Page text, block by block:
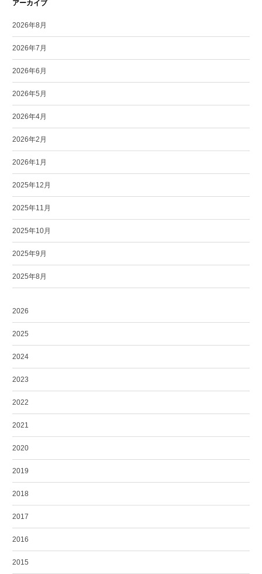
アーカイブ
2026年8月
2026年7月
2026年6月
2026年5月
2026年4月
2026年2月
2026年1月
2025年12月
2025年11月
2025年10月
2025年9月
2025年8月
2026
2025
2024
2023
2022
2021
2020
2019
2018
2017
2016
2015